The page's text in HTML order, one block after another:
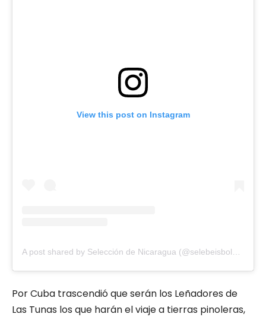
View this post on Instagram
A post shared by Selección de Nicaragua (@selebeisbolnic)
Por Cuba trascendió que serán los Leñadores de
Las Tunas los que harán el viaje a tierras pinoleras,